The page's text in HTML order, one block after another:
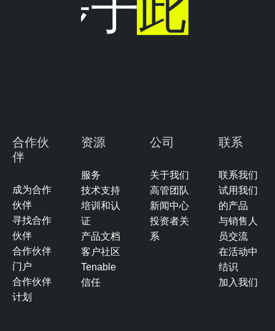
步于此
合作伙
伴
成为合作
伙伴
寻找合作
伙伴
合作伙伴
门户
合作伙伴
计划
资源
服务
技术支持
培训和认
证
产品文档
客户社区
Tenable
信任
公司
关于我们
高管团队
新闻中心
投资者关
系
联系
联系我们
试用我们
的产品
与销售人
员交流
在活动中
结识
加入我们